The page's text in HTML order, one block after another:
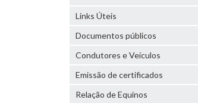
Links Úteis
Documentos públicos
Condutores e Veículos
Emissão de certificados
Relação de Equinos